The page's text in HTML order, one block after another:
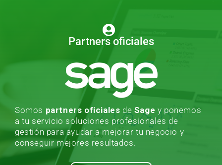
Partners oficiales
Somos partners oficiales de Sage y ponemos
a tu servicio soluciones profesionales de
gestión para ayudar a mejorar tu negocio y
conseguir mejores resultados.